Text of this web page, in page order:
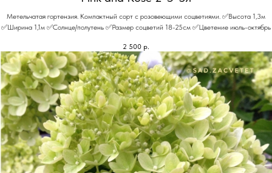
Метельчатая гортензия. Компактный сорт с розовеющими соцветиями. ✅Высота 1,3м
✅Ширина 1,1м ✅Солнце/полутень ✅Размер соцветий 18-25см ✅Цветение июль-октябрь
2 500 р.